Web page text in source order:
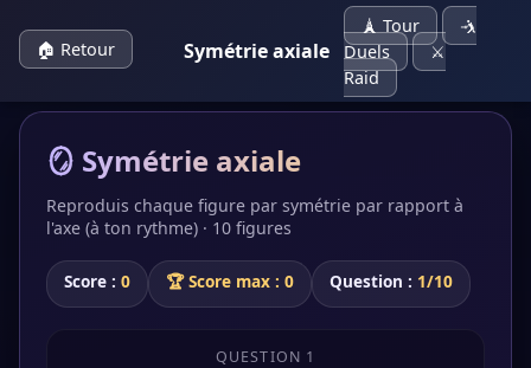
🏠 Retour Symétrie axiale
🗼 Tour
🤺
Duels
⚔️
Raid
🪞 Symétrie axiale
Reproduis chaque figure par symétrie par rapport à
l'axe (à ton rythme) · 10 figures
Score : 0 🏆 Score max : 0 Question : 1/10
QUESTION 1